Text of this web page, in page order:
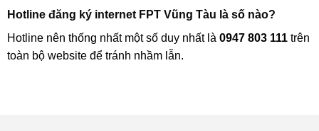
Hotline đăng ký internet FPT Vũng Tàu là số nào?
Hotline nên thống nhất một số duy nhất là 0947 803 111trên
toàn bộ website để tránh nhầm lẫn.